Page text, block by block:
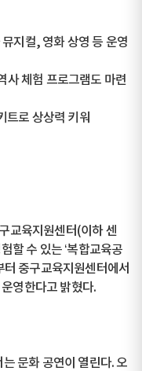
지컬, 영화 상영 등 운영
사 체험 프로그램도 마련
트로 상상력 키워
교육지원센터(이하 센
할 수 있는 ‘복합교육공
터 중구교육지원센터에서
영한다고 밝혔다.
문화 공연이 열린다. 오